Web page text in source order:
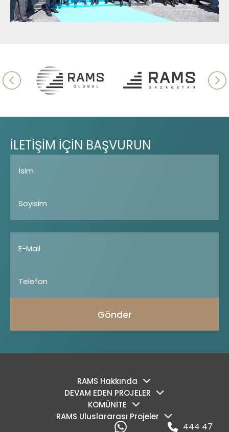
İLETİŞİM İÇİN BAŞVURUN
Gönder
RAMS Hakkında
DEVAM EDEN PROJELER
KOMÜNİTE
RAMS Uluslararası Projeler
444 47